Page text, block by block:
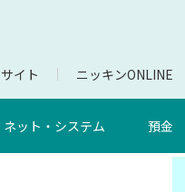
イト ニッキンONLINE
ネット・システム 預金